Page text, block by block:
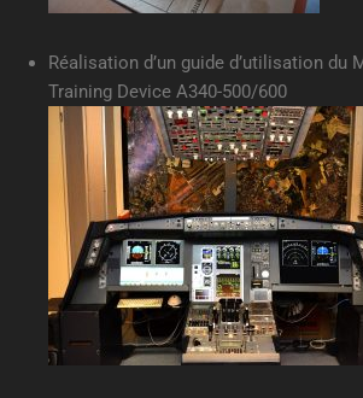
Réalisation d’un guide d’utilisation du
Training Device A340-500/600